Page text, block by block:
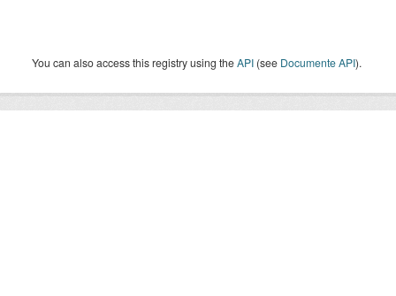
You can also access this registry using theAPI (see Documente API).